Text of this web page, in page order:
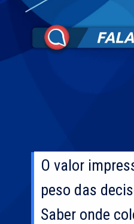
O valor
peso das
Saber onde
O valor
peso das
Saber onde